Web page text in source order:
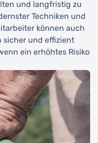
und langfristig zu
Techniken und
können auch
sicher und effizient
ein erhöhtes Risiko